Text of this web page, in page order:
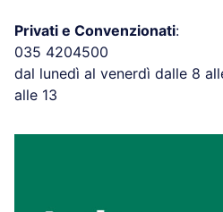
Privati e Convenzionati:
035 4204500
dal lunedì al venerdì dalle 8
alle 13